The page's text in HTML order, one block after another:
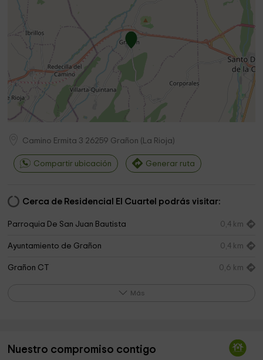
Camino Ermita 3 26259 Grañon ( La Rioja)
Compartir ubicación Generar ruta
Cerca de Residencial El Cuartel podrás visitar:
Parroquia De San Juan Bautista 0,4 km
Ayuntamiento de Grañon 0,4 km
Grañon CT 0,6 km
Ermita Nuestra Señora de Carrasquedo
Ermita de San Esteban 3,0 km
Más
Nuestro compromiso contigo